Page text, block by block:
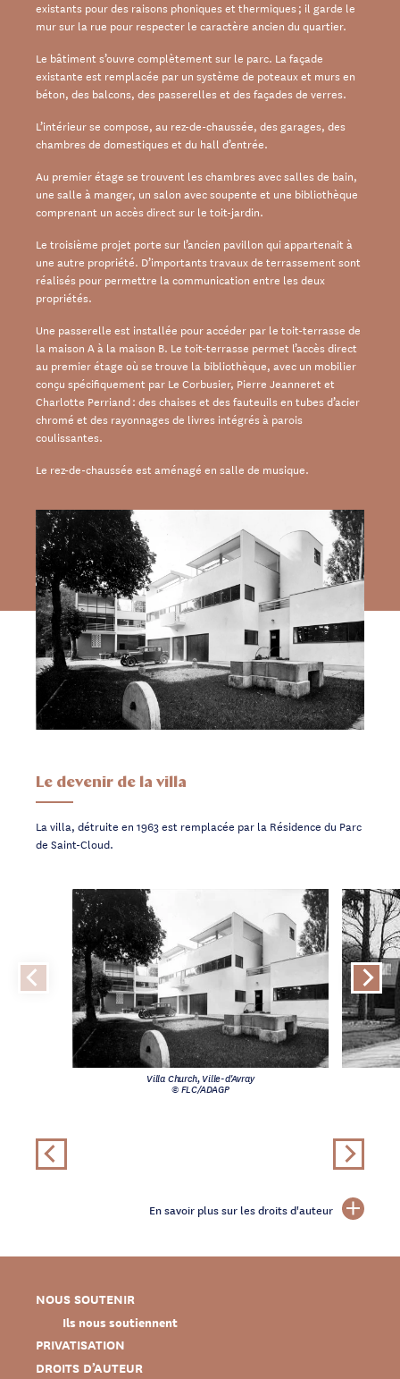
existants pour des raisons phoniques et thermiques ; il garde le
mur sur la rue pour respecter le caractère ancien du quartier.
Le bâtiment s’ouvre complètement sur le parc. La façade
existante est remplacée par un système de poteaux et murs en
béton, des balcons, des passerelles et des façades de verres.
L’intérieur se compose, au rez-de-chaussée, des garages, des
chambres de domestiques et du hall d’entrée.
Au premier étage se trouvent les chambres avec salles de bain,
une salle à manger, un salon avec soupente et une bibliothèque
comprenant un accès direct sur le toit-jardin.
Le troisième projet porte sur l’ancien pavillon qui appartenait à
une autre propriété. D’importants travaux de terrassement sont
réalisés pour permettre la communication entre les deux
propriétés.
Une passerelle est installée pour accéder par le toit-terrasse de
la maison A à la maison B. Le toit-terrasse permet l’accès direct
au premier étage où se trouve la bibliothèque, avec un mobilier
conçu spécifiquement par Le Corbusier, Pierre Jeanneret et
Charlotte Perriand : des chaises et des fauteuils en tubes d’acier
chromé et des rayonnages de livres intégrés à parois
coulissantes.
Le rez-de-chaussée est aménagé en salle de musique.
Le devenir de la villa
La villa, détruite en 1963 est remplacée par la Résidence du Parc
de Saint-Cloud.
Villa Church, Ville-d'Avray
© FLC/ADAGP
En savoir plus sur les droits d'auteur
NOUS SOUTENIR
Ils nous soutiennent
PRIVATISATION
DROITS D’AUTEUR